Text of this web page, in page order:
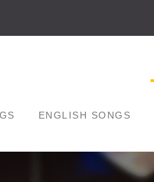
ENGLISH SONGS